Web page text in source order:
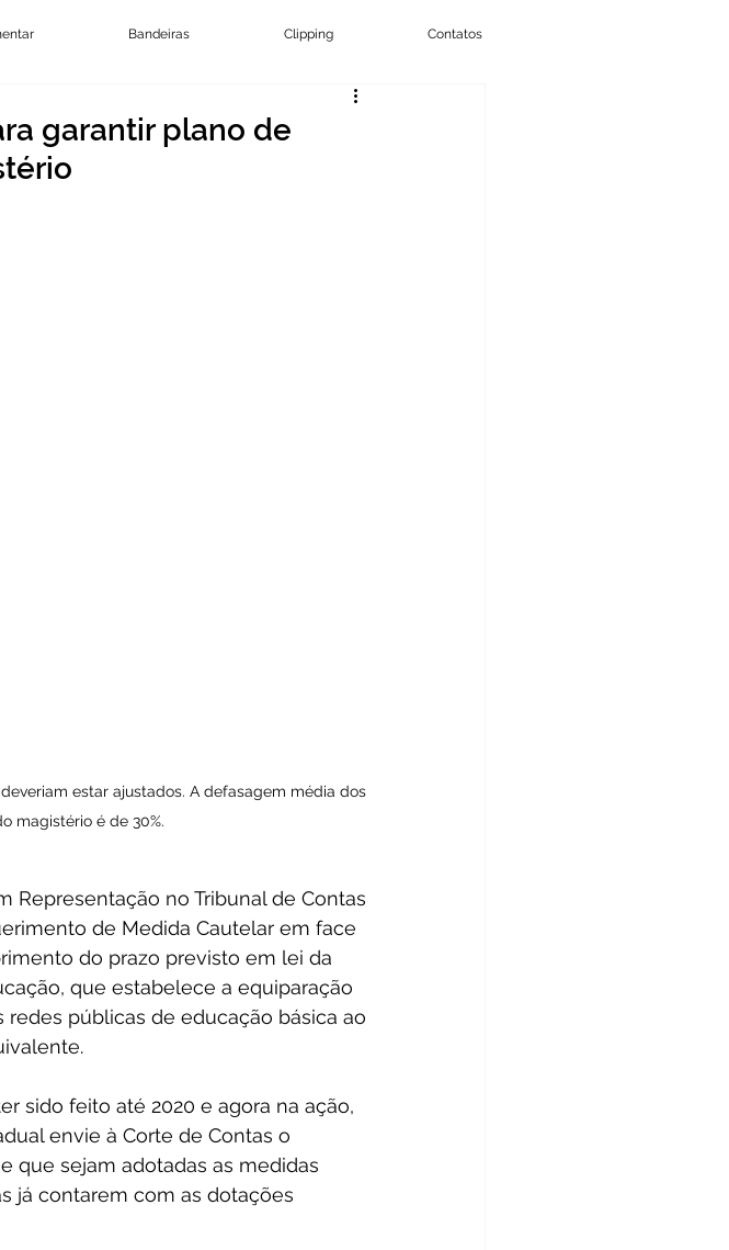
Bandeiras Clipping Contatos
garantir plano de
estar ajustados. A defasagem média dos
magistério é de 30%.
Representação no Tribunal de Contas
de Medida Cautelar em face
do prazo previsto em lei da
que estabelece a equiparação
públicas de educação básica ao
sido feito até 2020 e agora na ação,
envie à Corte de Contas o
que sejam adotadas as medidas
já contarem com as dotações